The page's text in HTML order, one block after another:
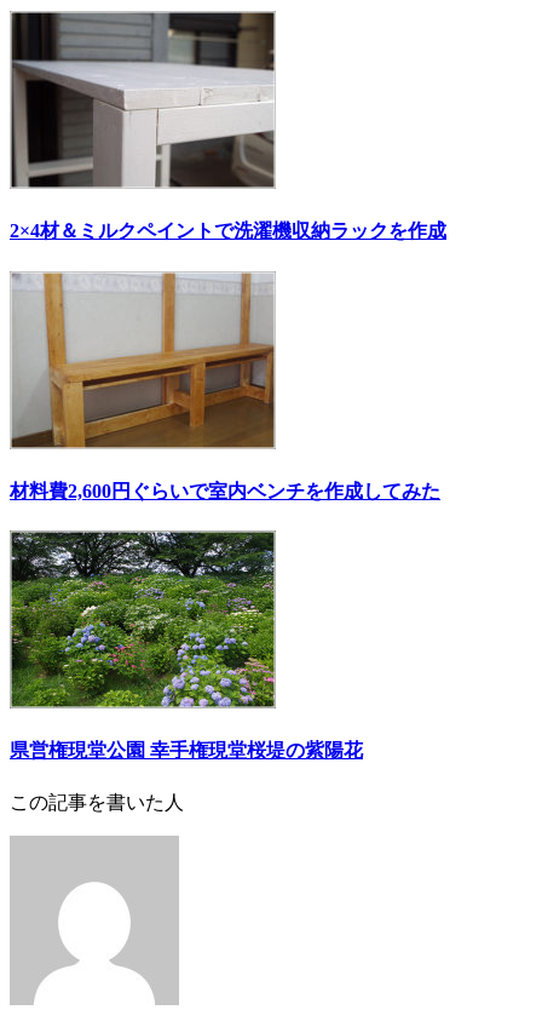
2×4材＆ミルクペイントで洗濯機収納ラックを作成
材料費2,600円ぐらいで室内ベンチを作成してみた
県営権現堂公園 幸手権現堂桜堤の紫陽花
この記事を書いた人